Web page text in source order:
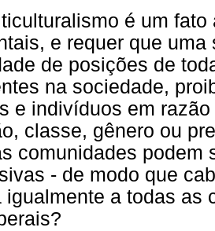
é um
e requer que
de posições de
na sociedade,
e indivíduos em
classe, gênero ou
comunidades podem
- de modo que
igualmente a todas as